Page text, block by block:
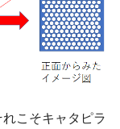
こそキャタピラ